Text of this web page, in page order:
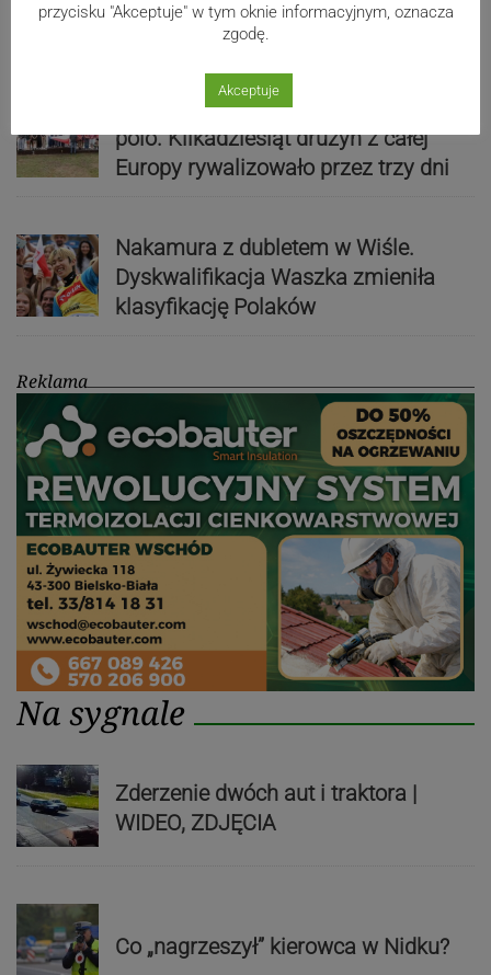
działo! SZCZEGÓŁOWY PROGRAM
Kaniów stolicą europejskiego kajak
polo. Kilkadziesiąt drużyn z całej
Europy rywalizowało przez trzy dni
Nakamura z dubletem w Wiśle.
Dyskwalifikacja Waszka zmieniła
klasyfikację Polaków
Reklama
Na sygnale
Zderzenie dwóch aut i traktora |
WIDEO, ZDJĘCIA
Co „nagrzeszył” kierowca w Nidku?
przycisku "Akceptuje" w tym oknie informacyjnym, oznacza
zgodę.
Akceptuje